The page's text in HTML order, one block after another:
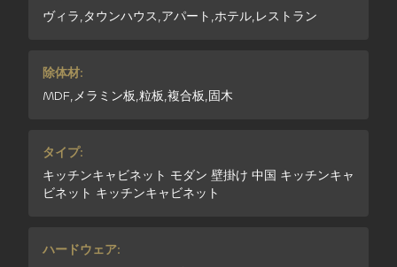
ヴィラ,タウンハウス,アパート,ホテル,レストラン
除体材:
MDF,メラミン板,粒板,複合板,固木
タイプ:
キッチンキャビネット モダン 壁掛け 中国 キッチンキャ
ビネット キッチンキャビネット
ハードウェア: